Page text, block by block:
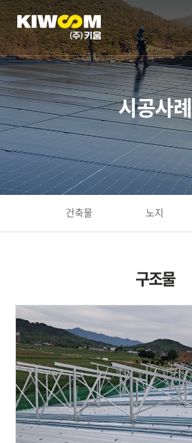
시공사례
건축물 노지
구조물